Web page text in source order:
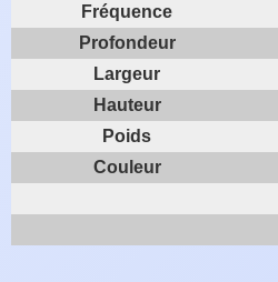
Fréquence
Profondeur
Largeur
Hauteur
Poids
Couleur